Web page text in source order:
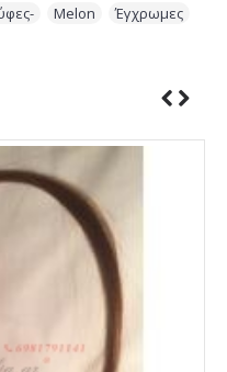
Melon Έγχρωμες